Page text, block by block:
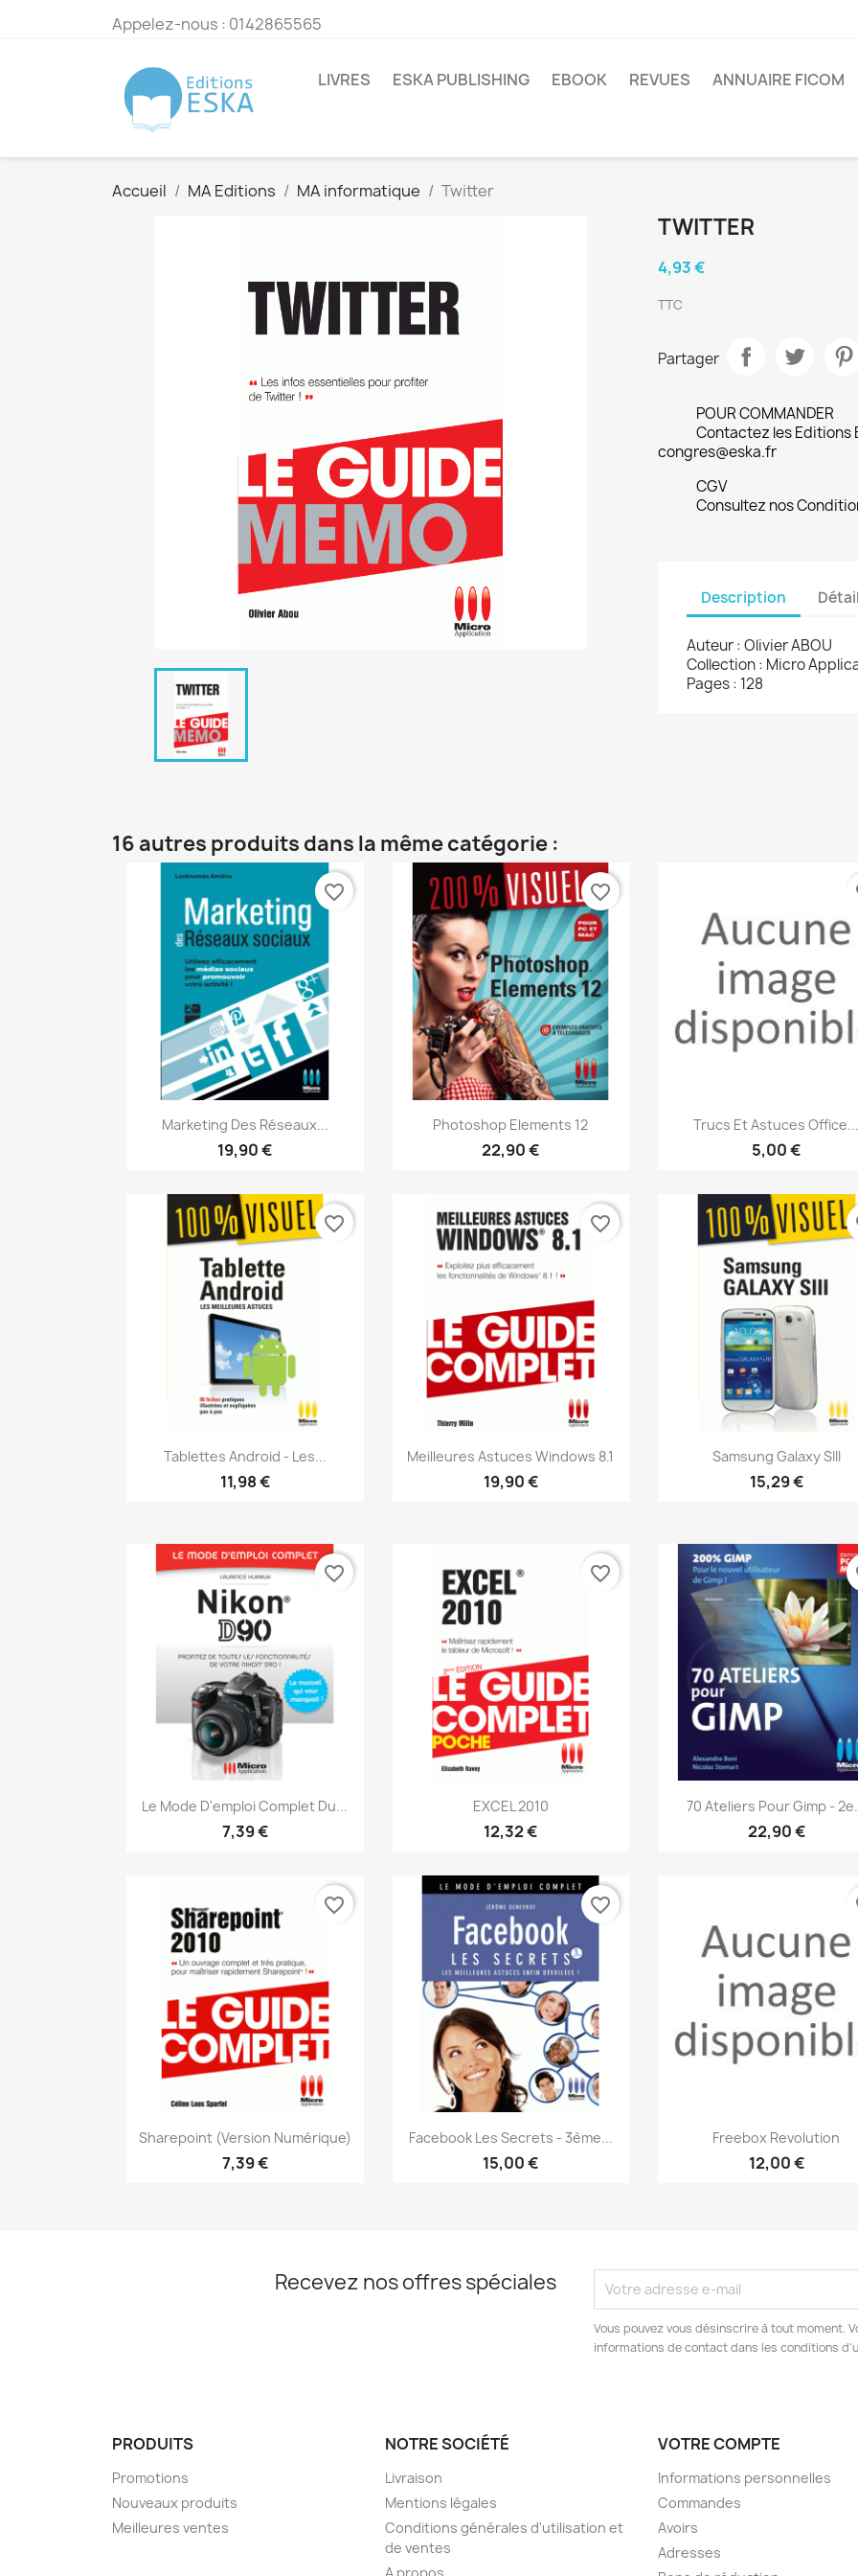
Appelez-nous : 0142865565
LIVRES ESKA PUBLISHING EBOOK REVUES ANNUAIRE FICOM
Accueil MA Editions MA informatique Twitter
TWITTER
4,93 €
TTC
Partager
POUR COMMANDER
Contactez les Editions
congres@eska.fr
CGV
Consultez nos
Description
Auteur : Olivier ABOU
Collection : Micro
Pages : 128
16 autres produits dans la même catégorie :
Aperçu rapide
Marketing Des Réseaux...
19,90 €
favorite_border
Aperçu rapide
Photoshop Elements 12
22,90 €
favorite_border
 Aperçu rapide
Trucs Et Astuces Office...
5,00 €
Aperçu rapide
Tablettes Android - Les...
11,98 €
favorite_border
Aperçu rapide
Meilleures Astuces Windows 8.1
19,90 €
favorite_border
Aperçu rapide
Samsung Galaxy SIII
15,29 €
Aperçu rapide
Le Mode D'emploi Complet Du...
7,39 €
favorite_border
Aperçu rapide
EXCEL 2010
12,32 €
favorite_border
Aperçu rapide
70 Ateliers Pour Gimp -
22,90 €
Aperçu rapide
Sharepoint (version Numérique)
7,39 €
favorite_border
Aperçu rapide
Facebook Les Secrets - 3ème...
15,00 €
favorite_border
Aperçu rapide
Freebox Revolution
12,00 €
Recevez nos offres spéciales
Vous pouvez vous désinscrire à tout moment.
informations de contact dans les conditions
PRODUITS
Promotions
Nouveaux produits
Meilleures ventes
NOTRE SOCIÉTÉ
Livraison
Mentions légales
Conditions générales d'utilisation et
de ventes
A propos
VOTRE COMPTE
Informations personnelles
Commandes
Avoirs
Adresses